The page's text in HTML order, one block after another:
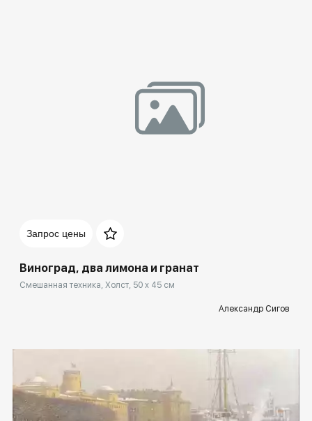
Запрос цены
Виноград, два лимона и гранат
Смешанная техника, Холст, 50 x 45 см
Александр Сигов